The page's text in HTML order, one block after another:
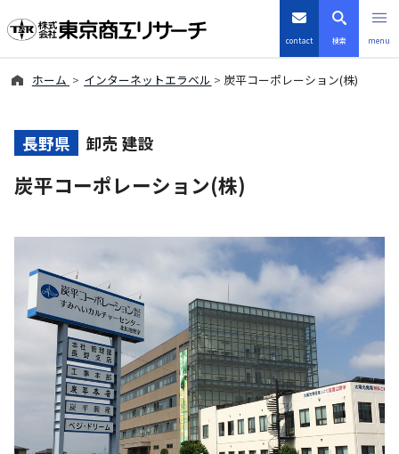
contact 検索 menu
TSRデータインサイト
TSR-PLUS
優良企業サイト
会社案内
商品・サービス
導入事例
採用情報
ホーム インターネットエラベル 炭平コーポレーション(株)
長野県 卸売 建設
炭平コーポレーション(株)